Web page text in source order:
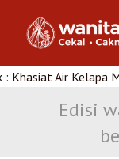
Air Kelapa Muda
Edisi